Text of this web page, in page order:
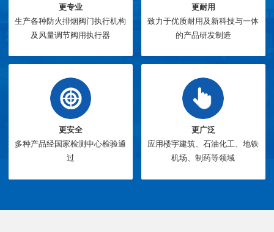
更专业
生产各种防火排烟阀门执行机构
及风量调节阀用执行器
更耐用
致力于优质耐用及新科技与一体
的产品研发制造
更安全
多种产品经国家检测中心检验通
过
更广泛
应用楼宇建筑、石油化工、地铁
机场、制药等领域